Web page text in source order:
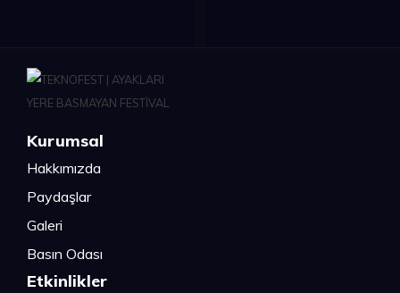
Kurumsal
Hakkımızda
Paydaşlar
Galeri
Basın Odası
Etkinlikler